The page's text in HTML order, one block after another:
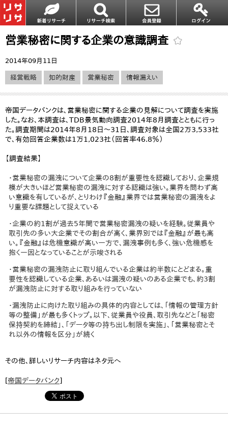
営業秘密に関する企業の意識調査
2014年09月11日
経営戦略 知的財産 営業秘密 情報漏えい
帝国データバンクは、営業秘密に関する企業の見解について調査を実施
した。なお、本調査は、TDB景気動向調査2014年8月調査とともに行っ
た。調査期間は2014年8月18日～31日、調査対象は全国2万3,533社
で、有効回答企業数は1万1,023社（回答率46.8％）
【調査結果】
・営業秘密の漏洩について企業の8割が重要性を認識しており、企業規
模が大きいほど営業秘密の漏洩に対する認識は強い。業界を問わず高
い意識を有しているが、とりわけ『金融』業界では営業秘密の漏洩をよ
り重要な課題として捉えている
・企業の約1割が過去5年間で営業秘密漏洩の疑いを経験。従業員や
取引先の多い大企業でその割合が高く、業界別では『金融』が最も高
い。『金融』は危機意識が高い一方で、漏洩事例も多く、強い危機感を
抱く一因となっていることが示唆される
・営業秘密の漏洩防止に取り組んでいる企業は約半数にとどまる。重
要性を認識している企業、あるいは漏洩の疑いのある企業でも、約3割
が漏洩防止に対する取り組みを行っていない
・漏洩防止に向けた取り組みの具体的内容としては、「情報の管理方針
等の整備」が最も多くトップ。以下、従業員や役員、取引先などと「秘密
保持契約を締結」、「データ等の持ち出し制限を実施」、「営業秘密とそ
れ以外の情報を区分」が続く
その他、詳しいリサーチ内容はネタ元へ
[帝国データバンク]